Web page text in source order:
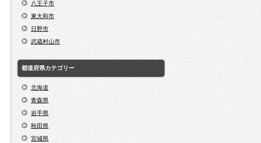
八王子市
東大和市
日野市
武蔵村山市
都道府県カテゴリー
北海道
青森県
岩手県
秋田県
宮城県